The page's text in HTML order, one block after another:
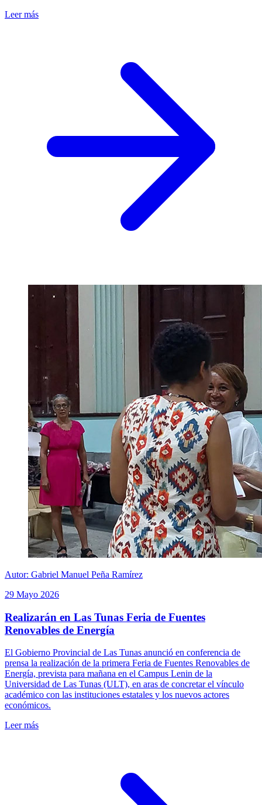
Leer más
Autor: Gabriel Manuel Peña Ramírez
29 Mayo 2026
Realizarán en Las Tunas Feria de Fuentes
Renovables de Energía
El Gobierno Provincial de Las Tunas anunció en conferencia de
prensa la realización de la primera Feria de Fuentes Renovables de
Energía, prevista para mañana en el Campus Lenin de la
Universidad de Las Tunas (ULT), en aras de concretar el vínculo
académico con las instituciones estatales y los nuevos actores
económicos.
Leer más